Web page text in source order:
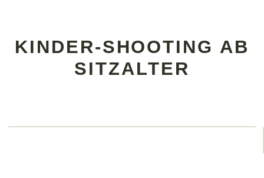
KINDER-SHOOTING AB
SITZALTER